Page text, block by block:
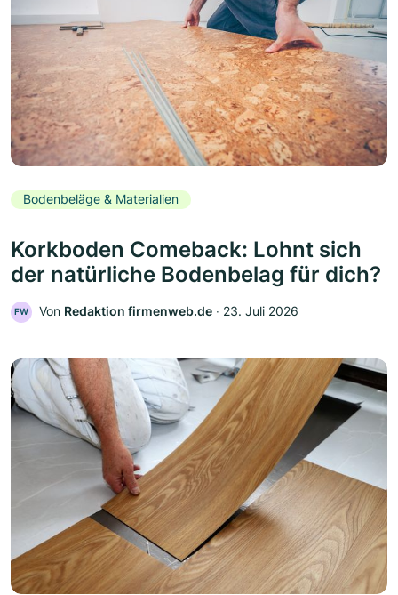
Bodenbeläge & Materialien
Korkboden Comeback: Lohnt sich
der natürliche Bodenbelag für dich?
FW Von Redaktion firmenweb.de ‧ 23. Juli 2026